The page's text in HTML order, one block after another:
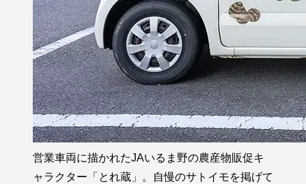
営業車両に描かれたJAいるま野の農産物販促キ
ャラクター「とれ蔵」。自慢のサトイモを掲げて